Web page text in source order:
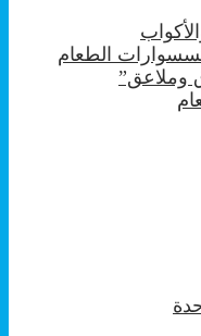
الطعام
وملاعق”